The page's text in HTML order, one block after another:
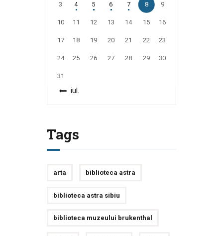
3 4 5 6 7 8 9
10 11 12 13 14 15 16
17 18 19 20 21 22 23
24 25 26 27 28 29 30
31
« iul.
Tags
arta biblioteca astra
biblioteca astra sibiu
biblioteca muzeului brukenthal